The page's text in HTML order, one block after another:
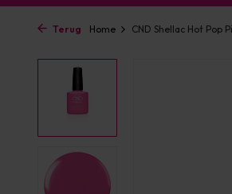
Terug Home CND Shellac Hot Pop